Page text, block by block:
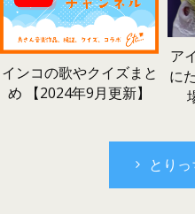
インコの歌やクイズまと
め 【2024年9月更新】
ア
に
とり